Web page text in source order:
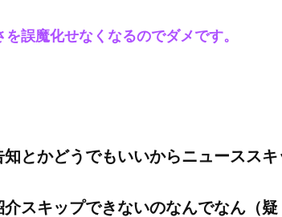
誤魔化せなくなるのでダメです。
とかどうでもいいからニューススキ
スキップできないのなんでなん（疑